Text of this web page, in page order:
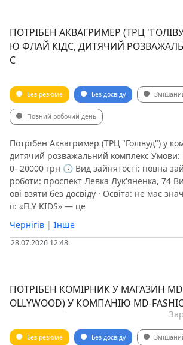
ПОТРІБЕН АКВАГРИМЕР (ТРЦ
Ю ФЛАЙ КІДС, ДИТЯЧИЙ
С
Без резюме Без досвіду
Повний робочий день
Потрібен Аквагример (ТРЦ "Голівуд") у
дитячий розважальний комплекс Умови:
0- 20000 грн 🕔 Вид зайнятості: повна
роботи: проспект Левка Лук'яненка, 74
ові взяти без досвіду · Освіта: не має
ії: «FLY KIDS» — це
Чернігів | Інше
28.07.2026 12:48
ПОТРІБЕН КОМІРНИК У МАГАЗИН MD
OLLYWOOD) У КОМПАНІЮ MD-
Без резюме Без досвіду